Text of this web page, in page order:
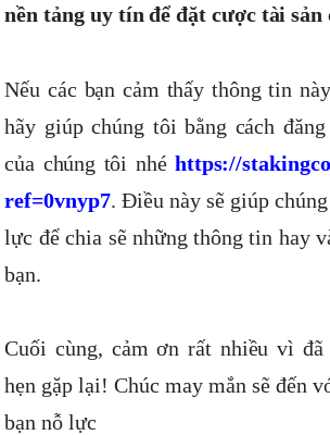
nền tảng uy tín để đặt cược tài sản
Nếu các bạn cảm thấy thông tin
hãy giúp chúng tôi bằng cách
của chúng tôi nhé https://
ref=0vnyp7. Điều này sẽ giúp
lực để chia sẽ những thông tin hay
bạn.
Cuối cùng, cảm ơn rất nhiều vì
hẹn gặp lại! Chúc may mắn sẽ đến
bạn nỗ lực